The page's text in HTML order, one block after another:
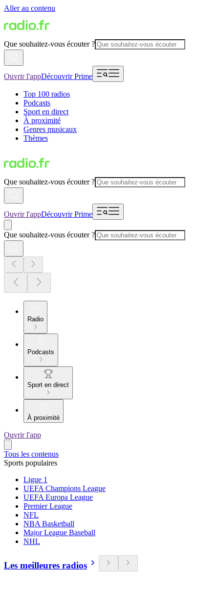
Aller au contenu
Que souhaitez-vous écouter ?
Ouvrir l'appDécouvrir Prime
Top 100 radios
Podcasts
Sport en direct
À proximité
Genres musicaux
Thèmes
Que souhaitez-vous écouter ?
Ouvrir l'appDécouvrir Prime
Que souhaitez-vous écouter ?
Radio
Podcasts
Sport en direct
À proximité
Ouvrir l'app
Tous les contenus
Sports populaires
Ligue 1
UEFA Champions League
UEFA Europa League
Premier League
NFL
NBA Basketball
Major League Baseball
NHL
Les meilleures radios